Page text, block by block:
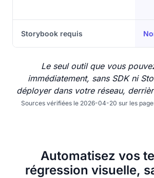
Storybook requis
Le seul outil que vous
immédiatement, sans SDK ni
déployer dans votre réseau,
Sources vérifiées le 2026-04-20 sur les
Automatisez vos
régression visuelle,